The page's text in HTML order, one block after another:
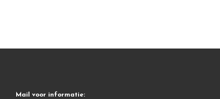
Mail voor informatie: